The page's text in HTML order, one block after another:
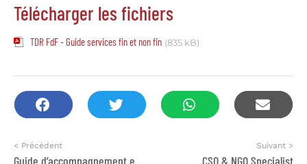
Télécharger les fichiers
TDR FdF - Guide services fin et non fin (835 kB)
< Précédent Suivant >
CSO & NGO Specialist